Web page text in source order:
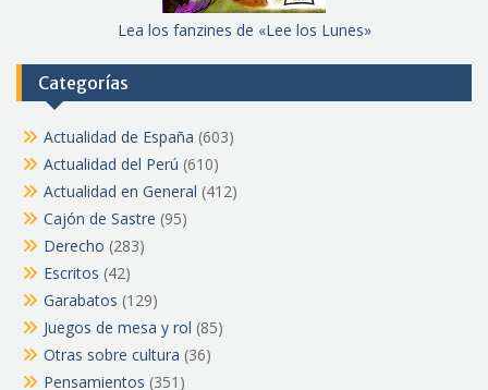
Lea los fanzines de «Lee los Lunes»
Categorías
Actualidad de España (603)
Actualidad del Perú (610)
Actualidad en General (412)
Cajón de Sastre (95)
Derecho (283)
Escritos (42)
Garabatos (129)
Juegos de mesa y rol (85)
Otras sobre cultura (36)
Pensamientos (351)